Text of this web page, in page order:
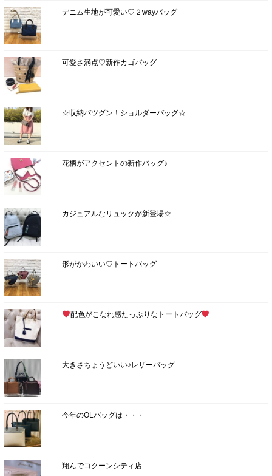
デニム生地が可愛い♡２wayバッグ
可愛さ満点♡新作カゴバッグ
☆収納バツグン！ショルダーバッグ☆
花柄がアクセントの新作バッグ♪
カジュアルなリュックが新登場☆
形がかわいい♡トートバッグ
配色がこなれ感たっぷりなトートバッグ
大きさちょうどいい♪レザーバッグ
今年のOLバッグは・・・
翔んでコクーンシティ店